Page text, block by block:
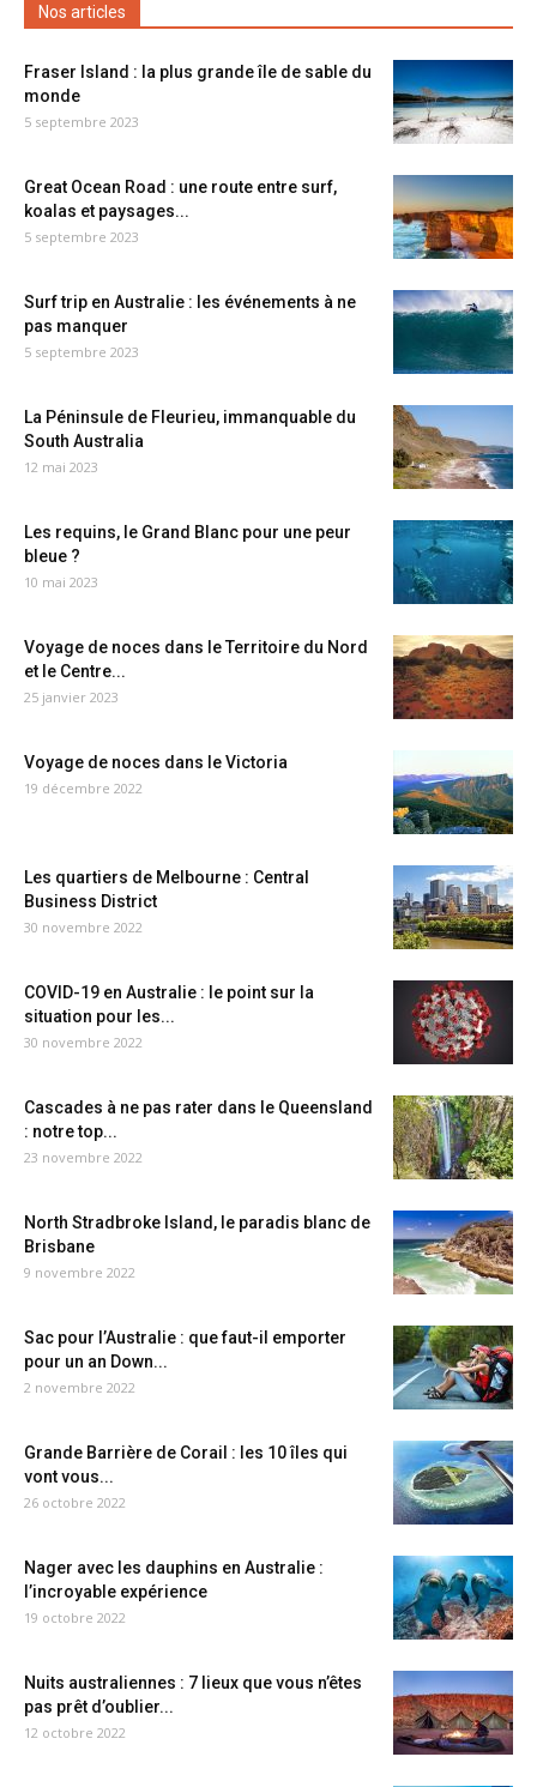
Nos articles
Fraser Island : la plus grande île de sable du
monde
5 septembre 2023
Great Ocean Road : une route entre surf,
koalas et paysages...
5 septembre 2023
Surf trip en Australie : les événements à ne
pas manquer
5 septembre 2023
La Péninsule de Fleurieu, immanquable du
South Australia
12 mai 2023
Les requins, le Grand Blanc pour une peur
bleue ?
10 mai 2023
Voyage de noces dans le Territoire du Nord
et le Centre...
25 janvier 2023
Voyage de noces dans le Victoria
19 décembre 2022
Les quartiers de Melbourne : Central
Business District
30 novembre 2022
COVID-19 en Australie : le point sur la
situation pour les...
30 novembre 2022
Cascades à ne pas rater dans le Queensland
: notre top...
23 novembre 2022
North Stradbroke Island, le paradis blanc de
Brisbane
9 novembre 2022
Sac pour l’Australie : que faut-il emporter
pour un an Down...
2 novembre 2022
Grande Barrière de Corail : les 10 îles qui
vont vous...
26 octobre 2022
Nager avec les dauphins en Australie :
l’incroyable expérience
19 octobre 2022
Nuits australiennes : 7 lieux que vous n’êtes
pas prêt d’oublier...
12 octobre 2022